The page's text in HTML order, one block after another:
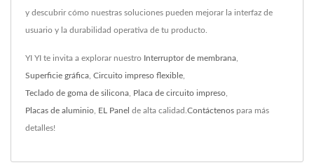
y descubrir cómo nuestras soluciones pueden mejorar la interfaz de
usuario y la durabilidad operativa de tu producto.
YI YI te invita a explorar nuestro Interruptor de membrana
Superficie gráfica Circuito impreso flexible
Teclado de goma de silicona Placa de circuito impreso
Placas de aluminio EL Panel de alta calidad. Contáctenos para más
detalles!